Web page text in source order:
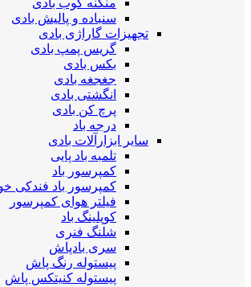
منگنه کوب بادی
سنباده و پالیش بادی
تجهیزات گاراژی بادی
گریس پمپ بادی
بکس بادی
جغجغه بادی
انگشتی بادی
پرچ کن بادی
درجه باد
سایر ابزارآلات بادی
تلمبه باد پایی
کمپرسور باد
کمپرسور باد فندکی
فیلتر هوای کمپرسور
کوپلینگ باد
شلنگ فنری
سری بادپاش
پیستوله رنگ پاش
پیستوله کنیتکس پاش